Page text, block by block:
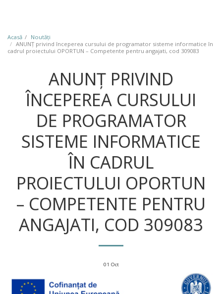
Acasă
Noutăţi
ANUNȚ privind începerea cursului de programator sisteme informatice în
cadrul proiectului OPORTUN – Competente pentru angajati, cod 309083
ANUNȚ PRIVIND
ÎNCEPEREA CURSULUI
DE PROGRAMATOR
SISTEME INFORMATICE
ÎN CADRUL
PROIECTULUI OPORTUN
– COMPETENTE PENTRU
ANGAJATI, COD 309083
01 Oct